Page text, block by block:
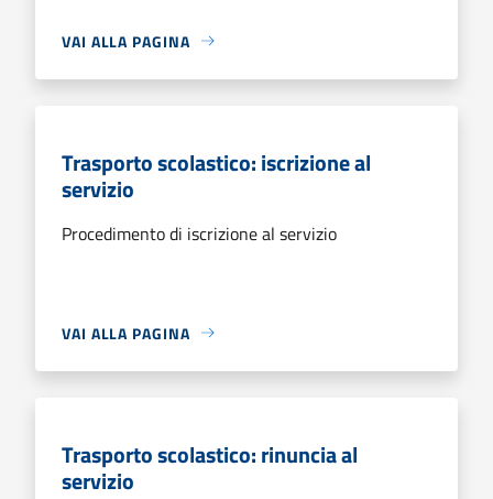
VAI ALLA PAGINA
Trasporto scolastico: iscrizione al
servizio
Procedimento di iscrizione al servizio
VAI ALLA PAGINA
Trasporto scolastico: rinuncia al
servizio